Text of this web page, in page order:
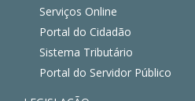
Serviços Online
Portal do Cidadão
Sistema Tributário
Portal do Servidor Público